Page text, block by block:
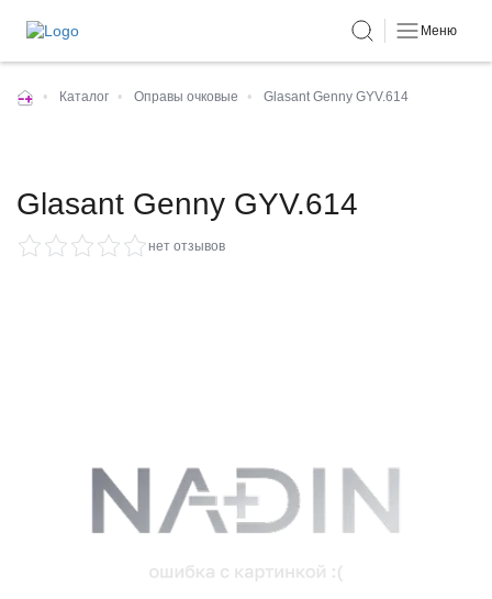
Меню
• Каталог • Оправы очковые • Glasant Genny GYV.614
Glasant Genny GYV.614
нет отзывов